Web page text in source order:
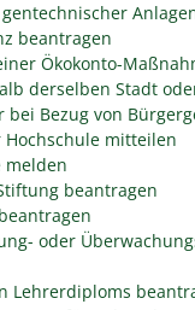
beantragen
Ökokonto-
derselben Stadt
Bezug von
mitteilen
melden
beantragen
oder
Lehrerdiploms